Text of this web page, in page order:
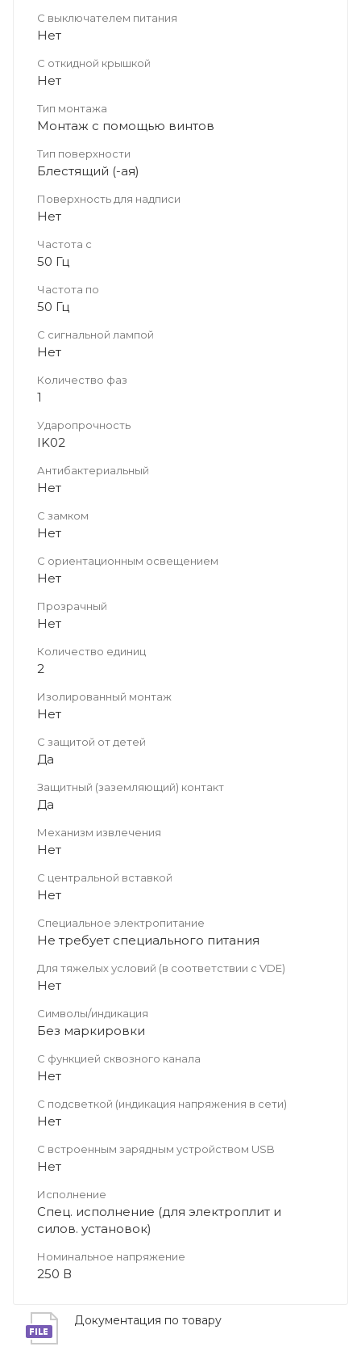
С выключателем питания
Нет
С откидной крышкой
Нет
Тип монтажа
Монтаж с помощью винтов
Тип поверхности
Блестящий (-ая)
Поверхность для надписи
Нет
Частота с
50 Гц
Частота по
50 Гц
С сигнальной лампой
Нет
Количество фаз
1
Ударопрочность
IK02
Антибактериальный
Нет
С замком
Нет
С ориентационным освещением
Нет
Прозрачный
Нет
Количество единиц
2
Изолированный монтаж
Нет
С защитой от детей
Да
Защитный (заземляющий) контакт
Да
Механизм извлечения
Нет
С центральной вставкой
Нет
Cпециальное электропитание
Не требует специального питания
Для тяжелых условий (в соответствии с VDE)
Нет
Символы/индикация
Без маркировки
С функцией сквозного канала
Нет
С подсветкой (индикация напряжения в сети)
Нет
С встроенным зарядным устройством USB
Нет
Исполнение
Спец. исполнение (для электроплит и
силов. установок)
Номинальное напряжение
250 В
Документация по товару